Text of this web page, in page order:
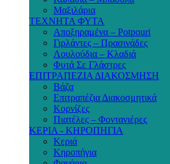
Μαξιλάρια
ΤΕΧΝΗΤΑ ΦΥΤΑ
Αποξηραμένα – Potpouri
Γιρλάντες – Πρασινάδες
Λουλούδια – Κλαδιά
Φυτά Σε Γλάστρες
ΕΠΙΤΡΑΠΕΖΙΑ ΔΙΑΚΟΣΜΗΣΗ
Βάζα
Επιτραπέζια Διακοσμητικά
Κορνίζες
Πιατέλες – Φοντανιέρες
ΚΕΡΙΑ - ΚΗΡΟΠΗΓΙΑ
Κεριά
Κηροπήγια